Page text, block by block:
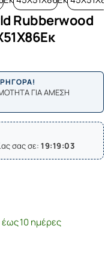
Rubberwood
ΓΙΑ ΑΜΕΣΗ
σας σε: 19:19:03
10 ημέρες